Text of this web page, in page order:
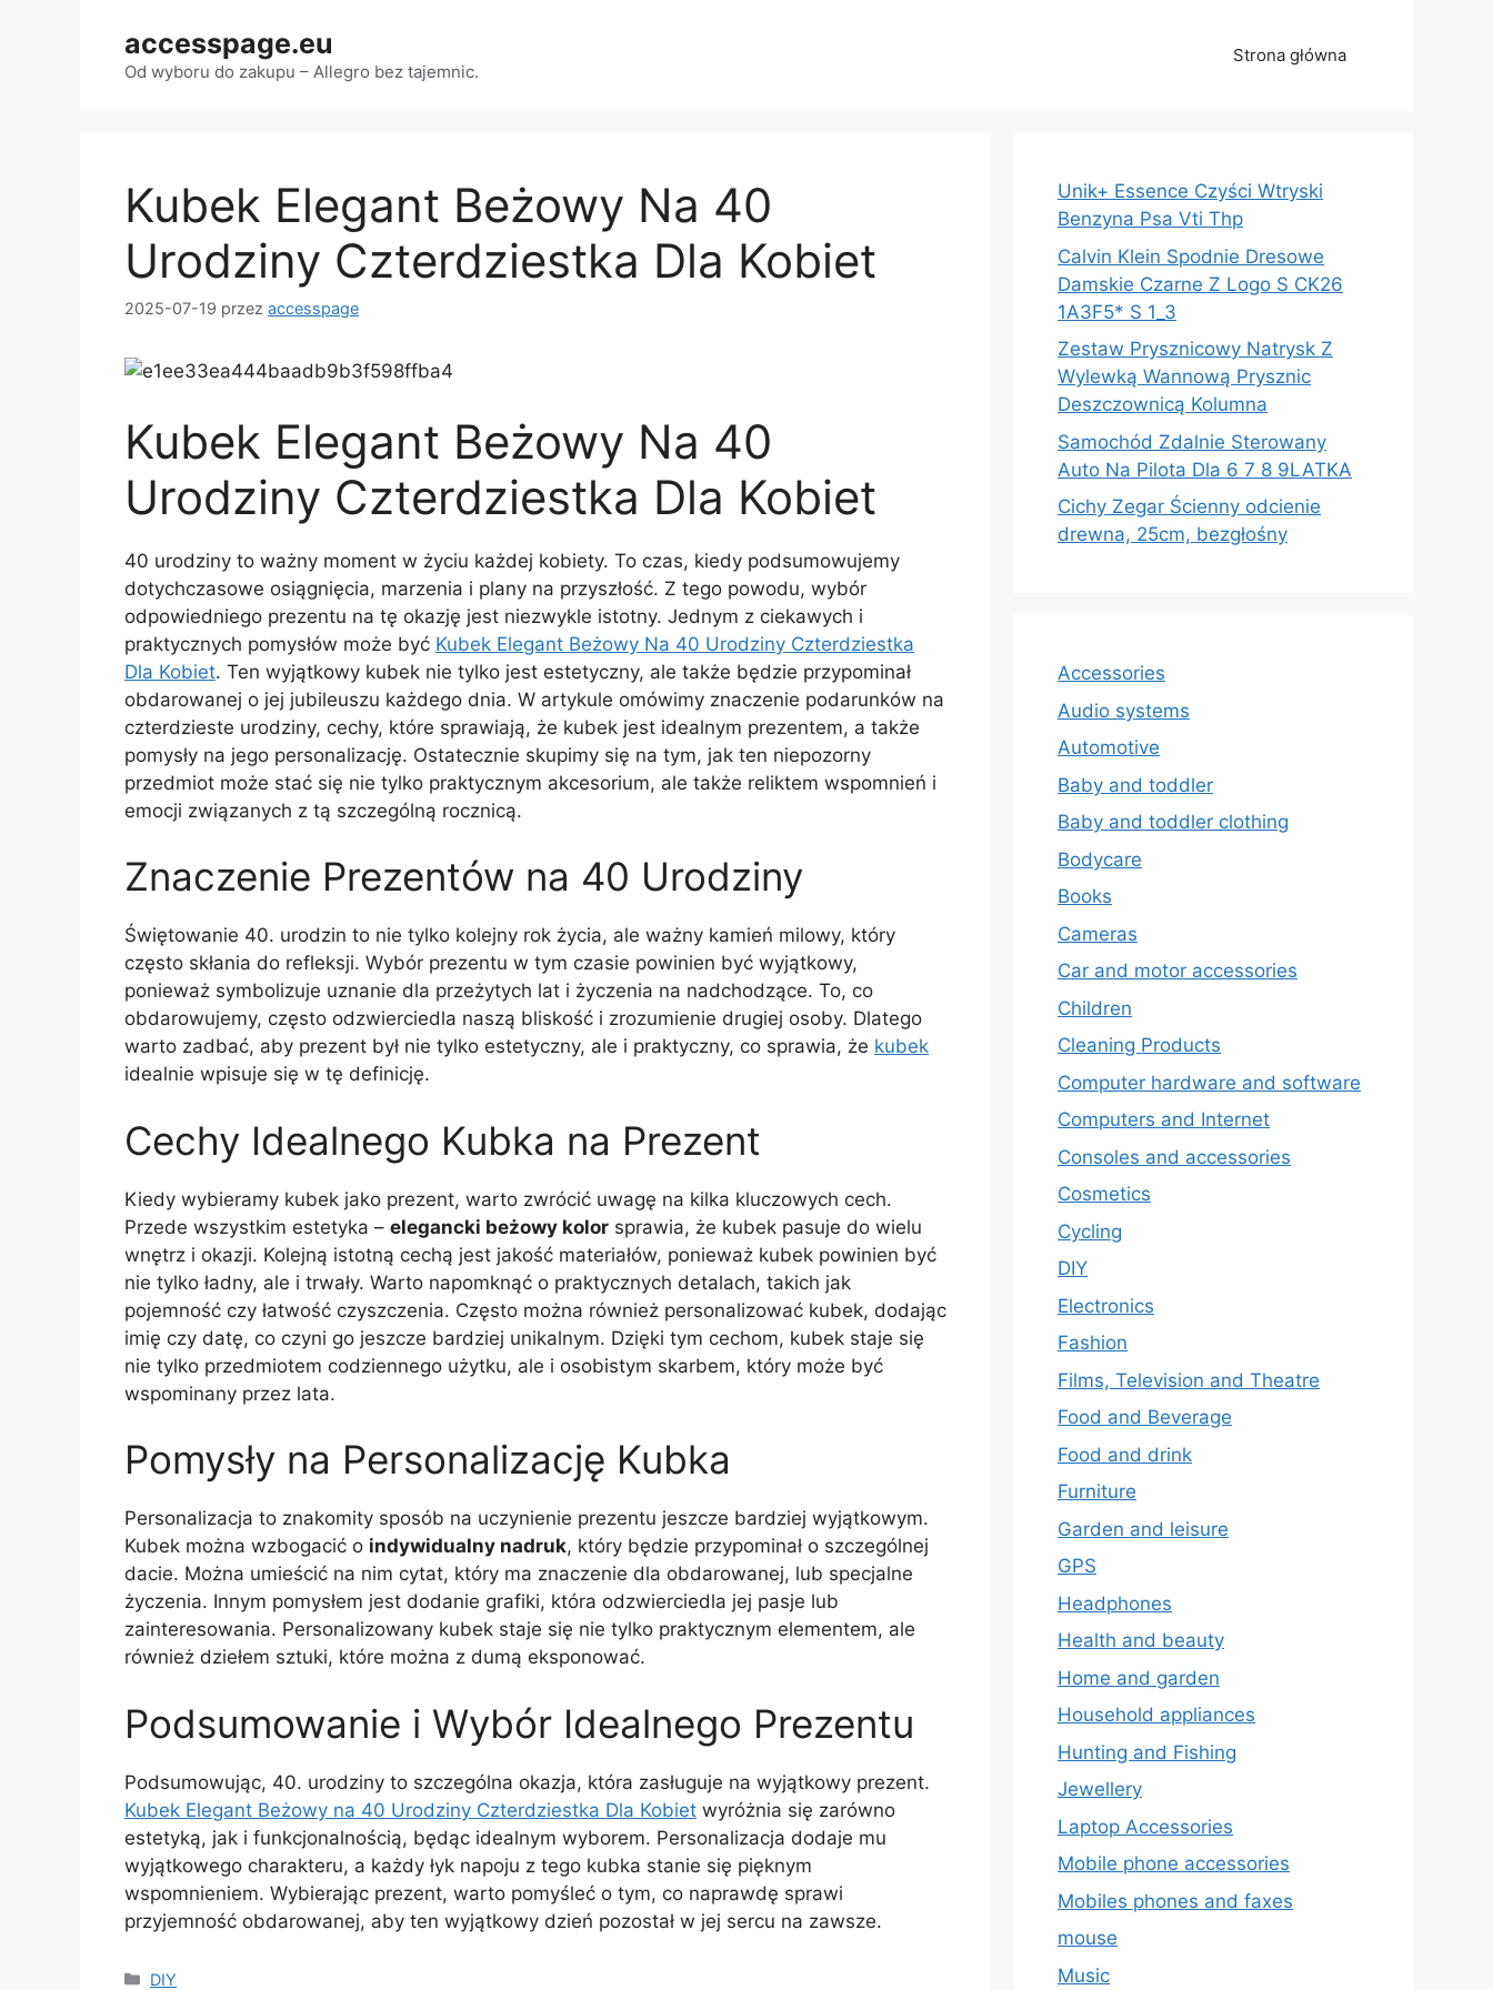
accesspage.eu
Od wyboru do zakupu – Allegro bez tajemnic.
Strona główna
Kubek Elegant Beżowy Na 40
Urodziny Czterdziestka Dla Kobiet
2025-07-19 przez accesspage
Kubek Elegant Beżowy Na 40
Urodziny Czterdziestka Dla Kobiet
40 urodziny to ważny moment w życiu każdej kobiety. To czas, kiedy podsumowujemy
dotychczasowe osiągnięcia, marzenia i plany na przyszłość. Z tego powodu, wybór
odpowiedniego prezentu na tę okazję jest niezwykle istotny. Jednym z ciekawych i
praktycznych pomysłów może być Kubek Elegant Beżowy Na 40 Urodziny Czterdziestka
Dla Kobiet. Ten wyjątkowy kubek nie tylko jest estetyczny, ale także będzie przypominał
obdarowanej o jej jubileuszu każdego dnia. W artykule omówimy znaczenie podarunków na
czterdzieste urodziny, cechy, które sprawiają, że kubek jest idealnym prezentem, a także
pomysły na jego personalizację. Ostatecznie skupimy się na tym, jak ten niepozorny
przedmiot może stać się nie tylko praktycznym akcesorium, ale także reliktem wspomnień i
emocji związanych z tą szczególną rocznicą.
Znaczenie Prezentów na 40 Urodziny
Świętowanie 40. urodzin to nie tylko kolejny rok życia, ale ważny kamień milowy, który
często skłania do refleksji. Wybór prezentu w tym czasie powinien być wyjątkowy,
ponieważ symbolizuje uznanie dla przeżytych lat i życzenia na nadchodzące. To, co
obdarowujemy, często odzwierciedla naszą bliskość i zrozumienie drugiej osoby. Dlatego
warto zadbać, aby prezent był nie tylko estetyczny, ale i praktyczny, co sprawia, że kubek
idealnie wpisuje się w tę definicję.
Cechy Idealnego Kubka na Prezent
Kiedy wybieramy kubek jako prezent, warto zwrócić uwagę na kilka kluczowych cech.
Przede wszystkim estetyka – elegancki beżowy kolor sprawia, że kubek pasuje do wielu
wnętrz i okazji. Kolejną istotną cechą jest jakość materiałów, ponieważ kubek powinien być
nie tylko ładny, ale i trwały. Warto napomknąć o praktycznych detalach, takich jak
pojemność czy łatwość czyszczenia. Często można również personalizować kubek, dodając
imię czy datę, co czyni go jeszcze bardziej unikalnym. Dzięki tym cechom, kubek staje się
nie tylko przedmiotem codziennego użytku, ale i osobistym skarbem, który może być
wspominany przez lata.
Pomysły na Personalizację Kubka
Personalizacja to znakomity sposób na uczynienie prezentu jeszcze bardziej wyjątkowym.
Kubek można wzbogacić o indywidualny nadruk, który będzie przypominał o szczególnej
dacie. Można umieścić na nim cytat, który ma znaczenie dla obdarowanej, lub specjalne
życzenia. Innym pomysłem jest dodanie grafiki, która odzwierciedla jej pasje lub
zainteresowania. Personalizowany kubek staje się nie tylko praktycznym elementem, ale
również dziełem sztuki, które można z dumą eksponować.
Podsumowanie i Wybór Idealnego Prezentu
Podsumowując, 40. urodziny to szczególna okazja, która zasługuje na wyjątkowy prezent.
Kubek Elegant Beżowy na 40 Urodziny Czterdziestka Dla Kobiet wyróżnia się zarówno
estetyką, jak i funkcjonalnością, będąc idealnym wyborem. Personalizacja dodaje mu
wyjątkowego charakteru, a każdy łyk napoju z tego kubka stanie się pięknym
wspomnieniem. Wybierając prezent, warto pomyśleć o tym, co naprawdę sprawi
przyjemność obdarowanej, aby ten wyjątkowy dzień pozostał w jej sercu na zawsze.
Kategorie
DIY
Unik+ Essence Czyści Wtryski
Benzyna Psa Vti Thp
Calvin Klein Spodnie Dresowe
Damskie Czarne Z Logo S CK26
1A3F5* S 1_3
Zestaw Prysznicowy Natrysk Z
Wylewką Wannową Prysznic
Deszczownicą Kolumna
Samochód Zdalnie Sterowany
Auto Na Pilota Dla 6 7 8 9LATKA
Cichy Zegar Ścienny odcienie
drewna, 25cm, bezgłośny
Accessories
Audio systems
Automotive
Baby and toddler
Baby and toddler clothing
Bodycare
Books
Cameras
Car and motor accessories
Children
Cleaning Products
Computer hardware and software
Computers and Internet
Consoles and accessories
Cosmetics
Cycling
DIY
Electronics
Fashion
Films, Television and Theatre
Food and Beverage
Food and drink
Furniture
Garden and leisure
GPS
Headphones
Health and beauty
Home and garden
Household appliances
Hunting and Fishing
Jewellery
Laptop Accessories
Mobile phone accessories
Mobiles phones and faxes
mouse
Music